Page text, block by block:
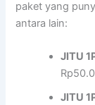
paket yang
antara lain:
JITU
JITU